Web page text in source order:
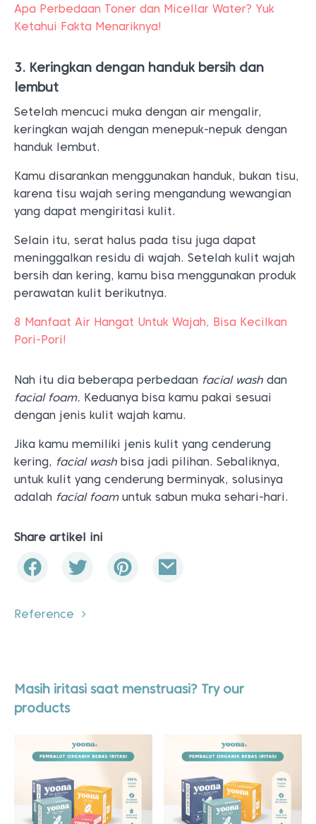
Apa Perbedaan Toner dan Micellar Water? Yuk
Ketahui Fakta Menariknya!
3. Keringkan dengan handuk bersih dan
lembut
Setelah mencuci muka dengan air mengalir,
keringkan wajah dengan menepuk-nepuk dengan
handuk lembut.
Kamu disarankan menggunakan handuk, bukan tisu,
karena tisu wajah sering mengandung wewangian
yang dapat mengiritasi kulit.
Selain itu, serat halus pada tisu juga dapat
meninggalkan residu di wajah. Setelah kulit wajah
bersih dan kering, kamu bisa menggunakan produk
perawatan kulit berikutnya.
8 Manfaat Air Hangat Untuk Wajah, Bisa Kecilkan
Pori-Pori!
Nah itu dia beberapa perbedaan facial wash dan
facial foam. Keduanya bisa kamu pakai sesuai
dengan jenis kulit wajah kamu.
Jika kamu memiliki jenis kulit yang cenderung
kering, facial wash bisa jadi pilihan. Sebaliknya,
untuk kulit yang cenderung berminyak, solusinya
adalah facial foamuntuk sabun muka sehari-hari.
Share artikel ini
Reference
Masih iritasi saat menstruasi? Try our
products